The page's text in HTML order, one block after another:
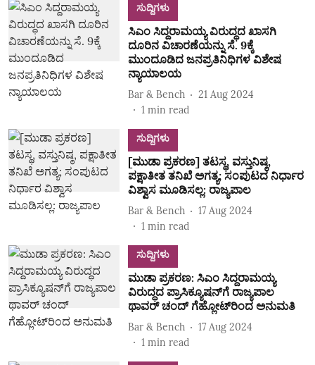
ಸುದ್ದಿಗಳು
ಸಿಎಂ ಸಿದ್ದರಾಮಯ್ಯ ವಿರುದ್ಧದ ಖಾಸಗಿ
ದೂರಿನ ವಿಚಾರಣೆಯನ್ನು ಸೆ. 9ಕ್ಕೆ
ಮುಂದೂಡಿದ ಜನಪ್ರತಿನಿಧಿಗಳ ವಿಶೇಷ
ನ್ಯಾಯಾಲಯ
Bar & Bench
21 Aug 2024
1 min read
ಸುದ್ದಿಗಳು
[ಮುಡಾ ಪ್ರಕರಣ] ತಟಸ್ಥ, ವಸ್ತುನಿಷ್ಠ,
ಪಕ್ಷಾತೀತ ತನಿಖೆ ಅಗತ್ಯ; ಸಂಪುಟದ ನಿರ್ಧಾರ
ವಿಶ್ವಾಸ ಮೂಡಿಸಲ್ಲ: ರಾಜ್ಯಪಾಲ
Bar & Bench
17 Aug 2024
1 min read
ಸುದ್ದಿಗಳು
ಮುಡಾ ಪ್ರಕರಣ: ಸಿಎಂ ಸಿದ್ದರಾಮಯ್ಯ
ವಿರುದ್ಧದ ಪ್ರಾಸಿಕ್ಯೂಷನ್‌ಗೆ ರಾಜ್ಯಪಾಲ
ಥಾವರ್‌ ಚಂದ್‌ ಗೆಹ್ಲೋಟ್‌ರಿಂದ ಅನುಮತಿ
Bar & Bench
17 Aug 2024
1 min read